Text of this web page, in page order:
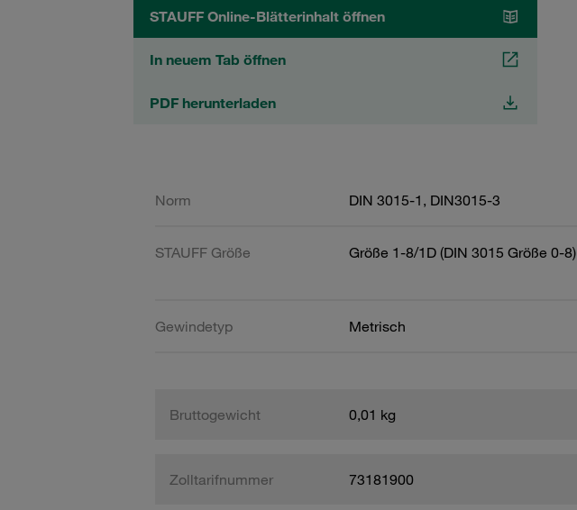
STAUFF Online-Blätterinhalt öffnen
In neuem Tab öffnen
PDF herunterladen
Norm DIN 3015-1, DIN3015-3
STAUFF Größe Größe 1-8/1D (DIN 3015 Größe 0-8)
Gewindetyp Metrisch
Bruttogewicht 0,01 kg
Zolltarifnummer 73181900